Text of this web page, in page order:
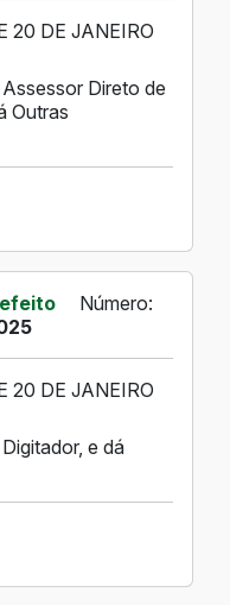
20 DE JANEIRO
Direto de
Outras
Número:
20 DE JANEIRO
e dá